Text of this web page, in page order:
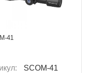
41
SCOM-41